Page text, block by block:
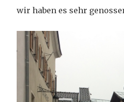
wir haben es sehr